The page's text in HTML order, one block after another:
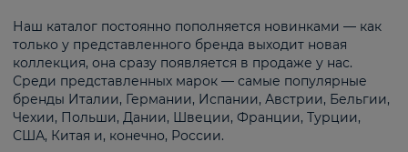
Наш каталог постоянно пополняется новинками — как
только у представленного бренда выходит новая
коллекция, она сразу появляется в продаже у нас.
Среди представленных марок — самые популярные
бренды Италии, Германии, Испании, Австрии, Бельгии,
Чехии, Польши, Дании, Швеции, Франции, Турции,
США, Китая и, конечно, России.